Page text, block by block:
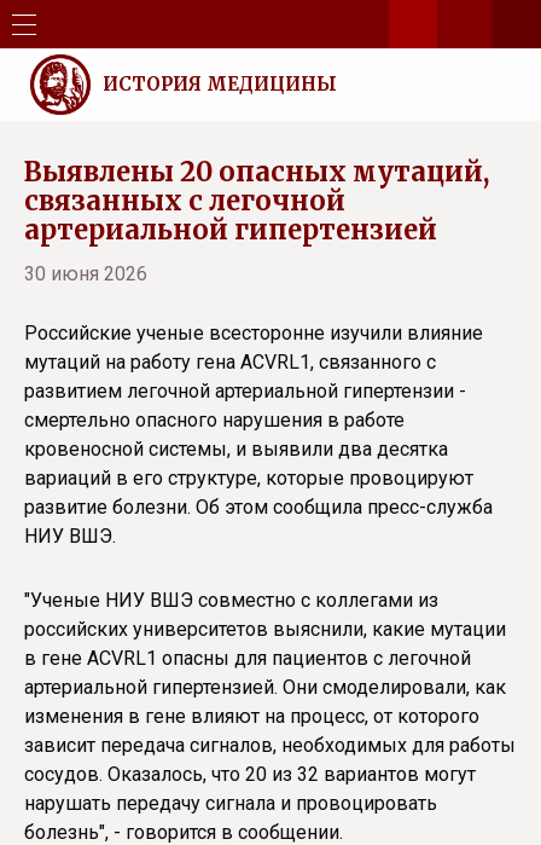
ИСТОРИЯ МЕДИЦИНЫ
Выявлены 20 опасных мутаций,
связанных с легочной
артериальной гипертензией
30 июня 2026
Российские ученые всесторонне изучили влияние
мутаций на работу гена ACVRL1, связанного с
развитием легочной артериальной гипертензии -
смертельно опасного нарушения в работе
кровеносной системы, и выявили два десятка
вариаций в его структуре, которые провоцируют
развитие болезни. Об этом сообщила пресс-служба
НИУ ВШЭ.
"Ученые НИУ ВШЭ совместно с коллегами из
российских университетов выяснили, какие мутации
в гене ACVRL1 опасны для пациентов с легочной
артериальной гипертензией. Они смоделировали, как
изменения в гене влияют на процесс, от которого
зависит передача сигналов, необходимых для работы
сосудов. Оказалось, что 20 из 32 вариантов могут
нарушать передачу сигнала и провоцировать
болезнь", - говорится в сообщении.